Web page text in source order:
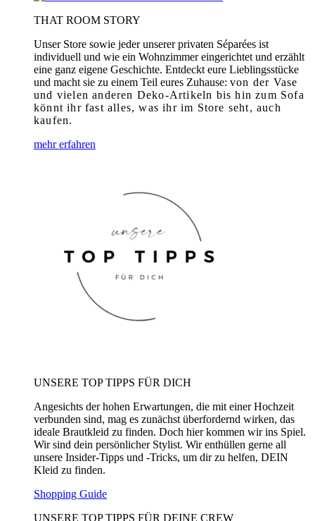
THAT ROOM STORY
Unser Store sowie jeder unserer privaten Séparées ist
individuell und wie ein Wohnzimmer eingerichtet und erzählt
eine ganz eigene Geschichte. Entdeckt eure Lieblingsstücke
und macht sie zu einem Teil eures Zuhause: von der Vase
und vielen anderen Deko-Artikeln bis hin zum Sofa
könnt ihr fast alles, was ihr im Store seht, auch
kaufen.
mehr erfahren
UNSERE TOP TIPPS FÜR DICH
Angesichts der hohen Erwartungen, die mit einer Hochzeit
verbunden sind, mag es zunächst überfordernd wirken, das
ideale Brautkleid zu finden. Doch hier kommen wir ins Spiel.
Wir sind dein persönlicher Stylist. Wir enthüllen gerne all
unsere Insider-Tipps und -Tricks, um dir zu helfen, DEIN
Kleid zu finden.
Shopping Guide
UNSERE TOP TIPPS FÜR DEINE CREW